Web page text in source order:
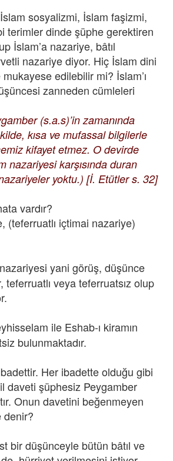
sosyalizmi, İslam faşizmi,
terimler dinde şüphe gerektiren
İslam’a nazariye, bâtıl
nazariye diyor. Hiç İslam dini
edilebilir mi? İslam’ı
zanneden cümleleri
(s.a.s)’in zamanında
kısa ve mufassal bilgilerle
kifayet etmez. O devirde
nazariyesi karşısında duran
yoktu.) [İ. Etütler s. 32]
vardır?
(teferruatlı içtimai nazariye)
yani görüş, düşünce
veya teferruatsız olup
ile Eshab-ı kiramın
bulunmaktadır.
Her ibadette olduğu gibi
daveti şüphesiz Peygamber
Onun davetini beğenmeyen
denir?
bir düşünceyle bütün bâtıl ve